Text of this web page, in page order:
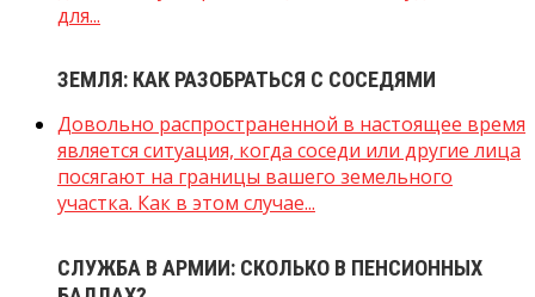
для...
ЗЕМЛЯ: КАК РАЗОБРАТЬСЯ С СОСЕДЯМИ
Довольно распространенной в настоящее время
является ситуация, когда соседи или другие лица
посягают на границы вашего земельного
участка. Как в этом случае...
СЛУЖБА В АРМИИ: СКОЛЬКО В ПЕНСИОННЫХ